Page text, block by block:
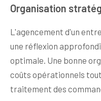
Organisation
L'agencement d'un
une réflexion
optimale. Une bonne
coûts opérationnels
traitement des